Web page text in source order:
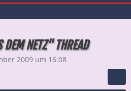
DEM NETZ" THREAD
2009 um 16:08